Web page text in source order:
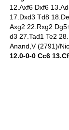
12.Axf6 Dxf6
17.Dxd3 Td8
Axg2 22.Rxg2
d3 27.Tad1 Te2
Anand,V (2791)/
12.0-0-0 Cc6